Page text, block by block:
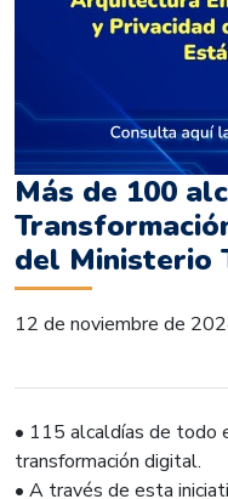
Más de 100
del Ministerio
12 de noviembre de
•⁠ ⁠115 alcaldías de todo
transformación digital.
•⁠ ⁠A través de esta